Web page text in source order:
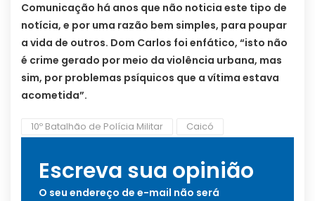
Comunicação há anos que não noticia este tipo de
notícia, e por uma razão bem simples, para poupar
a vida de outros. Dom Carlos foi enfático, “isto não
é crime gerado por meio da violência urbana, mas
sim, por problemas psíquicos que a vítima estava
acometida”.
10º Batalhão de Polícia Militar Caicó
Escreva sua opinião
O seu endereço de e-mail não será